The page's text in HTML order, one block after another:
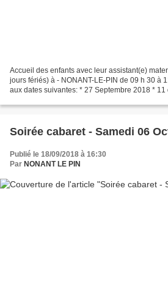
Accueil des enfants avec leur assistant(e)
jours fériés) à - NONANT-LE-PIN de 09 h 30 à
aux dates suivantes: * 27 Septembre 2018 * 11
Soirée cabaret - Samedi 06
Publié le 18/09/2018 à 16:30
Par NONANT LE PIN